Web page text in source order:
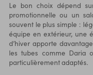
Le bon choix dépend
promotionnelle ou un
souvent le plus simple :
équipe en extérieur, une
d’hiver apporte
les tubes comme Daria
particulièrement adaptés.